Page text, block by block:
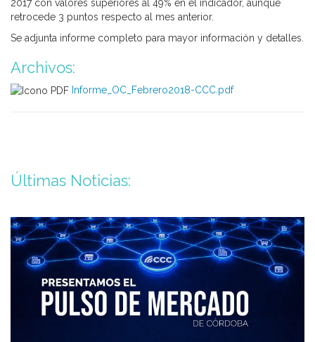
2017 con valores superiores al 49% en el indicador, aunque
retrocede 3 puntos respecto al mes anterior.
Se adjunta informe completo para mayor información y detalles.
Archivos:
Informe_OC_Febrero2018-CCC.pdf
Últimas Noticias: